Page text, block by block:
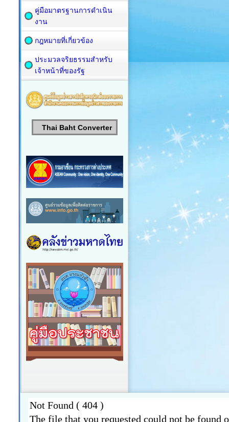
คู่มือมาตรฐานการดำเนิน
งาน
กฎหมายที่เกี่ยวข้อง
ประมวลจริยธรรมสำหรับ
เจ้าหน้าที่ของรัฐ
Thai Baht Converter